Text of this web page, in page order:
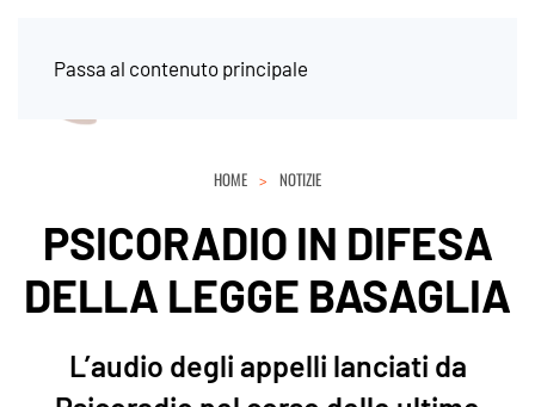
Passa al contenuto principale
HOME NOTIZIE
PSICORADIO IN DIFESA
DELLA LEGGE BASAGLIA
L’audio degli appelli lanciati da